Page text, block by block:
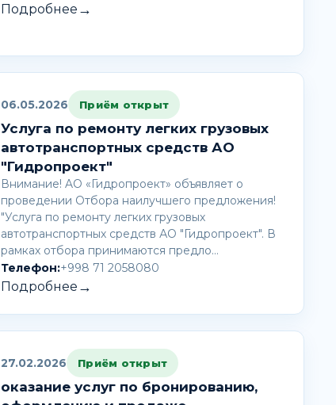
Подробнее →
06.05.2026 Приём открыт
Услуга по ремонту легких грузовых
автотранспортных средств АО
"Гидропроект"
Внимание! AО «Гидропроект» объявляет о
проведении Отбора наилучшего предложения!
"Услуга по ремонту легких грузовых
автотранспортных средств АО "Гидропроект". В
рамках отбора принимаются предло…
Телефон:+998 71 2058080
Подробнее →
27.02.2026 Приём открыт
оказание услуг по бронированию,